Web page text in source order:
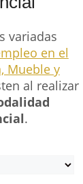
variadas
en el
Mueble y
al realizar
.